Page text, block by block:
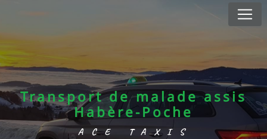
Transport de malade assis
Habère-Poche
ACE TAXIS